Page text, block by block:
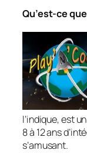
Qu’est-ce
l’indique, est
8 à 12 ans
s’amusant.